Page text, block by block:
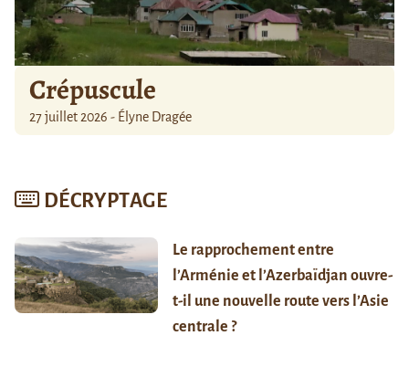
Crépuscule
27 juillet 2026 - Élyne Dragée
DÉCRYPTAGE
Le rapprochement entre
l’Arménie et l’Azerbaïdjan ouvre-
t-il une nouvelle route vers l’Asie
centrale ?